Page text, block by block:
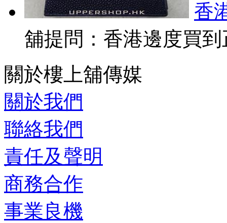
香
舖提問：香港邊度買
關於樓上舖傳媒
關於我們
聯絡我們
責任及聲明
商務合作
事業良機